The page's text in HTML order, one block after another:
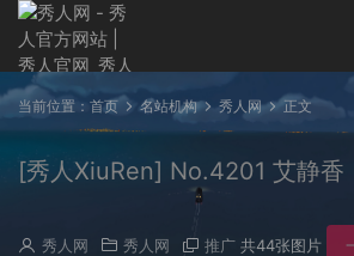
当前位置： 首页 名站机构 秀人网 正文
[秀人XiuRen] No.4201 艾静香
秀人网 秀人网 推广 共44张图片